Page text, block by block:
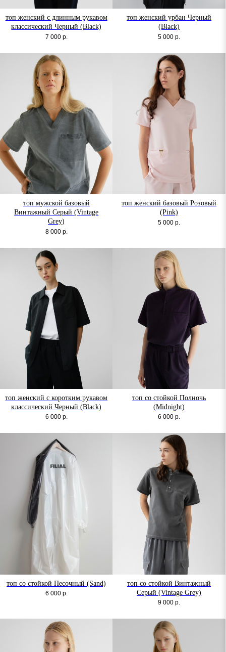
топ женский с длинным рукавом
классический Черный (Black)
7 000 р.
топ женский урбан Черный
(Black)
5 000 р.
топ мужской базовый
Винтажный Серый (Vintage
Grey)
8 000 р.
топ женский базовый Розовый
(Pink)
5 000 р.
топ женский с коротким рукавом
классический Черный (Black)
6 000 р.
топ со стойкой Полночь
(Midnight)
6 000 р.
топ со стойкой Песочный (Sand)
6 000 р.
топ со стойкой Винтажный
Серый (Vintage Grey)
9 000 р.